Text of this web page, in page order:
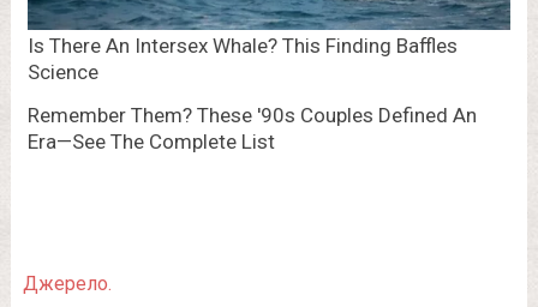
Джерело.